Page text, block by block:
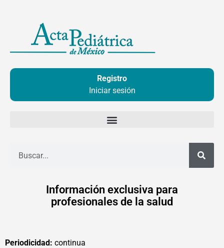
contenido
Registro
Iniciar sesión
Información exclusiva para
profesionales de la salud
Periodicidad: continua